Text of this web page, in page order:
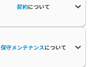
契約について
保守メンテナンスについて